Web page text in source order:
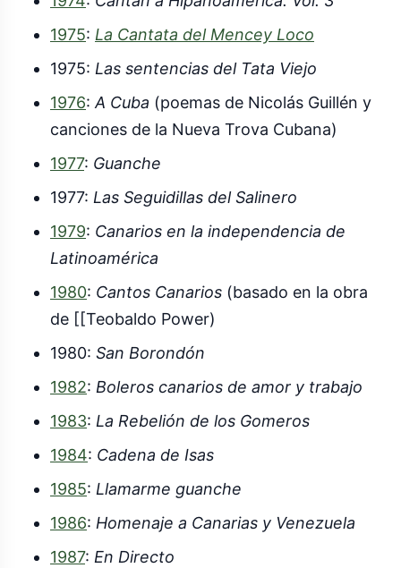
1975: La Cantata del Mencey Loco
1975: Las sentencias del Tata Viejo
1976:A Cuba (poemas de Nicolás Guillén y
canciones de la Nueva Trova Cubana)
1977: Guanche
1977: Las Seguidillas del Salinero
1979: Canarios en la independencia de
Latinoamérica
1980: Cantos Canarios (basado en la obra
de [[Teobaldo Power)
1980: San Borondón
1982: Boleros canarios de amor y trabajo
1983: La Rebelión de los Gomeros
1984: Cadena de Isas
1985: Llamarme guanche
1986: Homenaje a Canarias y Venezuela
1987: En Directo